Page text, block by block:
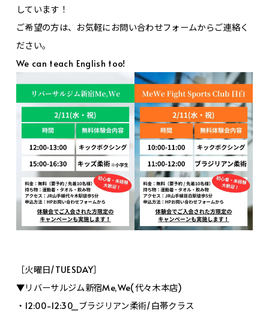
しています！
ご希望の方は、お気軽にお問い合わせフォームからご連絡く
ださい。
We can teach English too!
［火曜日/TUESDAY］
▼リバーサルジム新宿Me,We(代々木本店)
・12:00-12:30_ブラジリアン柔術/白帯クラス